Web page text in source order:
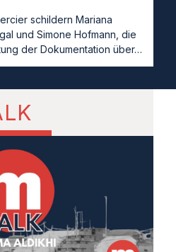
schildern Mariana
und Simone Hofmann, die
der Dokumentation über…